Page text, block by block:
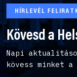
HÍRLEVÉL
Kövesd a
Napi
kövess minket a